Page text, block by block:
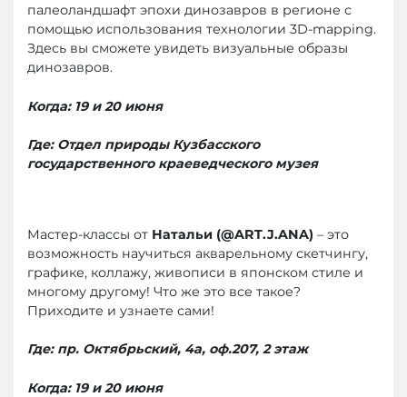
палеоландшафт эпохи динозавров в регионе с
помощью использования технологии 3D-mapping.
Здесь вы сможете увидеть визуальные образы
динозавров.
Когда: 19 и 20 июня
Где: Отдел природы Кузбасского
государственного краеведческого музея
Мастер-классы от Натальи (@ART.J.ANA) – это
возможность научиться акварельному скетчингу,
графике, коллажу, живописи в японском стиле и
многому другому! Что же это все такое?
Приходите и узнаете сами!
Где: пр. Октябрьский, 4а, оф.207, 2 этаж
Когда: 19 и 20 июня